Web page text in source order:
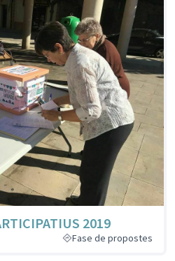
2019
Fase de propostes